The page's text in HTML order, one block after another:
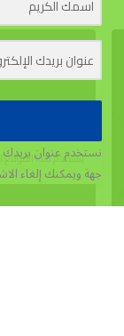
يستخدم هذا الموقع
نستخدم عنوان
جهةويمكنك إلغاء